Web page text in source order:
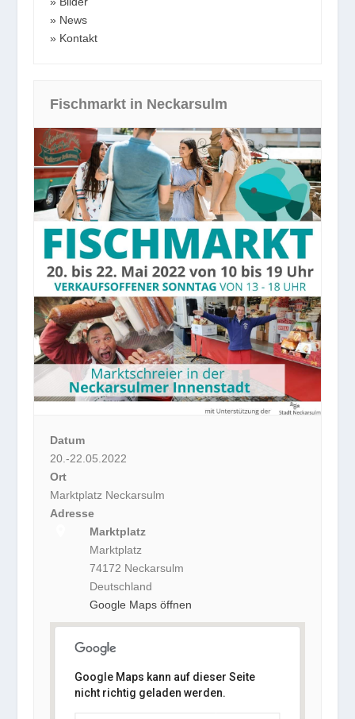
News
Kontakt
Fischmarkt in Neckarsulm
Datum
20.-22.05.2022
Ort
Marktplatz Neckarsulm
Adresse
Marktplatz
Marktplatz
74172 Neckarsulm
Deutschland
Google Maps öffnen
Marktplatz
Marktplatz
Google Maps kann auf dieser Seite
nicht richtig geladen werden.